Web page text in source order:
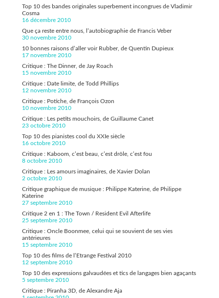
Top 10 des bandes originales superbement incongrues de Vladimir
Cosma
16 décembre 2010
Que ça reste entre nous, l’autobiographie de Francis Veber
30 novembre 2010
10 bonnes raisons d’aller voir Rubber, de Quentin Dupieux
17 novembre 2010
Critique : The Dinner, de Jay Roach
15 novembre 2010
Critique : Date limite, de Todd Phillips
12 novembre 2010
Critique : Potiche, de François Ozon
10 novembre 2010
Critique : Les petits mouchoirs, de Guillaume Canet
23 octobre 2010
Top 10 des pianistes cool du XXIe siècle
16 octobre 2010
Critique : Kaboom, c’est beau, c’est drôle, c’est fou
8 octobre 2010
Critique : Les amours imaginaires, de Xavier Dolan
2 octobre 2010
Critique graphique de musique : Philippe Katerine, de Philippe
Katerine
27 septembre 2010
Critique 2 en 1 : The Town / Resident Evil Afterlife
25 septembre 2010
Critique : Oncle Boonmee, celui qui se souvient de ses vies
antérieures
15 septembre 2010
Top 10 des films de l’Etrange Festival 2010
12 septembre 2010
Top 10 des expressions galvaudées et tics de langages bien agaçants
5 septembre 2010
Critique : Piranha 3D, de Alexandre Aja